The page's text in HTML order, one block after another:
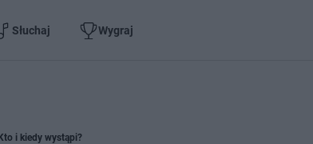
Słuchaj Wygraj
i kiedy wystąpi?